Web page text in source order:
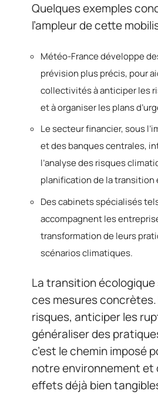
Quelques exemples
l’ampleur de cette
Météo-France développe
prévision plus précis, pour
collectivités à anticiper les
et à organiser les plans
Le secteur financier, sous
et des banques centrales,
l’analyse des risques
planification de la transition
Des cabinets spécialisés
accompagnent les
transformation de leurs
scénarios climatiques.
La transition écologique
ces mesures
risques, anticiper les
généraliser des
c’est le chemin imposé
notre environnement et
effets déjà bien